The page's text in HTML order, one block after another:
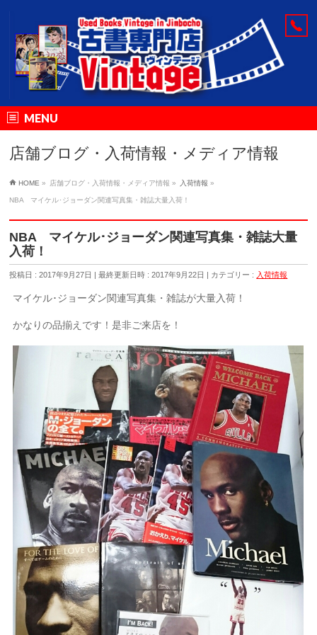
MENU
店舗ブログ・入荷情報・メディア情報
HOME » 店舗ブログ・入荷情報・メディア情報 » 入荷情報 »
NBA マイケル･ジョーダン関連写真集・雑誌大量入荷！
NBA マイケル･ジョーダン関連写真集・雑誌大量
入荷！
投稿日 : 2017年9月27日 最終更新日時 : 2017年9月22日 カテゴリー : 入荷情報
マイケル･ジョーダン関連写真集・雑誌が大量入荷！
かなりの品揃えです！是非ご来店を！